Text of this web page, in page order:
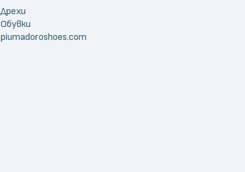
Дрехи
Обувки
piumadoroshoes.com